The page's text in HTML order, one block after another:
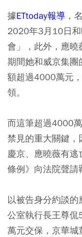
據ETtoday報導 ，
2020年3月10日
會」，此外，應
期間她和威京集團
額超過4000萬元
領。
而這筆超過4000
禁見的重大關鍵
慶京、應曉薇有
條例》向法院聲請
以被告身分約談
公室執行長王尊
萬元交保，京華城